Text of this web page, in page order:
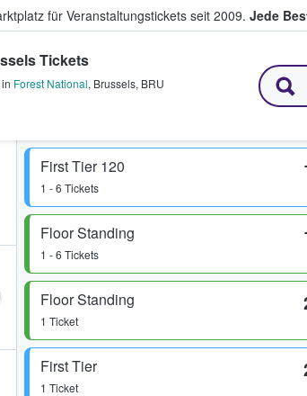
für Veranstaltungstickets seit 2009. Jede
Tickets kaufen & verkaufen
Tickets
in Forest National, Brussels, BRU
First Tier 120
1 - 6 Tickets
Floor Standing
1 - 6 Tickets
Floor Standing
1 Ticket
First Tier
1 Ticket